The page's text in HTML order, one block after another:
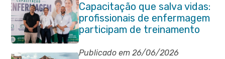
Capacitação que salva vidas:
profissionais de enfermagem
participam de treinamento
em primeiros socorros em
Itaboraí
Publicado em 26/06/2026